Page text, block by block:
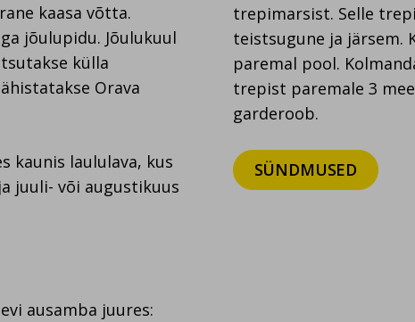
kaasa võtta.
jõulupidu. Jõulukuul
külla
Orava
kaunis laululava, kus
juuli- või augustikuus
ausamba juures:
trepimarsist. Selle
teistsugune ja järsem.
paremal pool.
trepist paremale 3
garderoob.
SÜNDMUSED